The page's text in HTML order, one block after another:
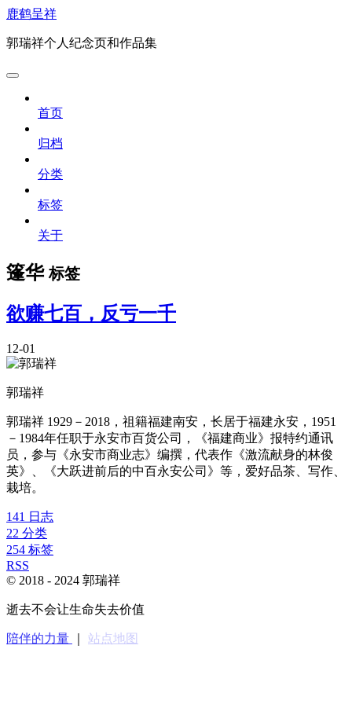
鹿鹤呈祥
郭瑞祥个人纪念页和作品集
首页
归档
分类
标签
关于
篷华标签
欲赚七百，反亏一千
12-01
郭瑞祥
郭瑞祥 1929－2018，祖籍福建南安，长居于福建永安，1951
－1984年任职于永安市百货公司，《福建商业》报特约通讯
员，参与《永安市商业志》编撰，代表作《激流献身的林俊
英》、《大跃进前后的中百永安公司》等，爱好品茶、写作、
栽培。
141 日志
22 分类
254 标签
RSS
© 2018 - 2024 郭瑞祥
逝去不会让生命失去价值
陪伴的力量 站点地图